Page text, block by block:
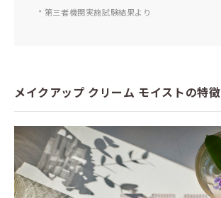
* 第三者機関実施試験結果より
メイクアップ クリーム モイストの特徴